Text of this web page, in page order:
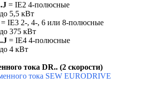
= IE2 4-полюсные
5,5 кВт
= IE3 2-, 4-, 6 или 8-полюсные
375 кВт
= IE4 4-полюсные
4 кВт
тока DR.. (2 скорости)